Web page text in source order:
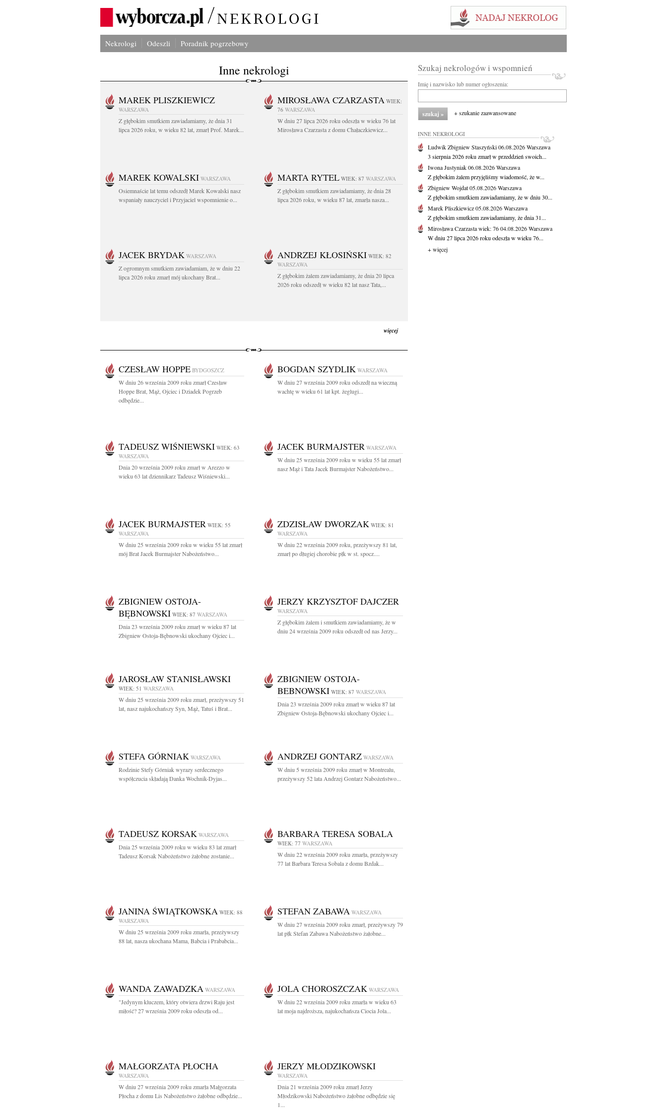
Nekrologi Odeszli Poradnik pogrzebowy
Inne nekrologi
MAREK PLISZKIEWICZ
WARSZAWA
Z głębokim smutkiem zawiadamiamy, że dnia 31
lipca 2026 roku, w wieku 82 lat, zmarł Prof. Marek...
MIROSŁAWA CZARZASTA WIEK:
76 WARSZAWA
W dniu 27 lipca 2026 roku odeszła w wieku 76 lat
Mirosława Czarzasta z domu Chałaczkiewicz...
MAREK KOWALSKI WARSZAWA
Osiemnaście lat temu odszedł Marek Kowalski nasz
wspaniały nauczyciel i Przyjaciel wspomnienie o...
MARTA RYTEL WIEK: 87 WARSZAWA
Z głębokim smutkiem zawiadamiamy, że dnia 28
lipca 2026 roku, w wieku 87 lat, zmarła nasza...
JACEK BRYDAK WARSZAWA
Z ogromnym smutkiem zawiadamiam, że w dniu 22
lipca 2026 roku zmarł mój ukochany Brat...
ANDRZEJ KŁOSIŃSKI WIEK: 82
WARSZAWA
Z głębokim żalem zawiadamiamy, że dnia 20 lipca
2026 roku odszedł w wieku 82 lat nasz Tata,...
więcej
CZESŁAW HOPPE BYDGOSZCZ
W dniu 26 września 2009 roku zmarł Czesław
Hoppe Brat, Mąż, Ojciec i Dziadek Pogrzeb
odbędzie...
BOGDAN SZYDLIK WARSZAWA
W dniu 27 września 2009 roku odszedł na wieczną
wachtę w wieku 61 lat kpt. żeglugi...
TADEUSZ WIŚNIEWSKI WIEK: 63
WARSZAWA
Dnia 20 września 2009 roku zmarł w Arezzo w
wieku 63 lat dziennikarz Tadeusz Wiśniewski...
JACEK BURMAJSTER WARSZAWA
W dniu 25 września 2009 roku w wieku 55 lat zmarł
nasz Mąż i Tata Jacek Burmajster Nabożeństwo...
JACEK BURMAJSTER WIEK: 55
WARSZAWA
W dniu 25 września 2009 roku w wieku 55 lat zmarł
mój Brat Jacek Burmajster Nabożeństwo...
ZDZISŁAW DWORZAK WIEK: 81
WARSZAWA
W dniu 22 września 2009 roku, przeżywszy 81 lat,
zmarł po długiej chorobie płk w st. spocz....
ZBIGNIEW OSTOJA-
BĘBNOWSKI WIEK: 87 WARSZAWA
Dnia 23 września 2009 roku zmarł w wieku 87 lat
Zbigniew Ostoja-Bębnowski ukochany Ojciec i...
JERZY KRZYSZTOF DAJCZER
WARSZAWA
Z głębokim żalem i smutkiem zawiadamiamy, że w
dniu 24 września 2009 roku odszedł od nas Jerzy...
JAROSŁAW STANISŁAWSKI
WIEK: 51 WARSZAWA
W dniu 25 września 2009 roku zmarł, przeżywszy 51
lat, nasz najukochańszy Syn, Mąż, Tatuś i Brat...
ZBIGNIEW OSTOJA-
BEBNOWSKI WIEK: 87 WARSZAWA
Dnia 23 września 2009 roku zmarł w wieku 87 lat
Zbigniew Ostoja-Bębnowski ukochany Ojciec i...
STEFA GÓRNIAK WARSZAWA
Rodzinie Stefy Górniak wyrazy serdecznego
współczucia składają Danka Wochnik-Dyjas...
ANDRZEJ GONTARZ WARSZAWA
W dniu 5 września 2009 roku zmarł w Montrealu,
przeżywszy 52 lata Andrzej Gontarz Nabożeństwo...
TADEUSZ KORSAK WARSZAWA
Dnia 25 września 2009 roku w wieku 83 lat zmarł
Tadeusz Korsak Nabożeństwo żałobne zostanie...
BARBARA TERESA SOBALA
WIEK: 77 WARSZAWA
W dniu 22 września 2009 roku zmarła, przeżywszy
77 lat Barbara Teresa Sobala z domu Bzdak...
JANINA ŚWIĄTKOWSKA WIEK: 88
WARSZAWA
W dniu 25 września 2009 roku zmarła, przeżywszy
88 lat, nasza ukochana Mama, Babcia i Prababcia...
STEFAN ZABAWA WARSZAWA
W dniu 27 września 2009 roku zmarł, przeżywszy 79
lat płk Stefan Zabawa Nabożeństwo żałobne...
WANDA ZAWADZKA WARSZAWA
"Jedynym kluczem, który otwiera drzwi Raju jest
miłość? 27 września 2009 roku odeszła od...
JOLA CHOROSZCZAK WARSZAWA
W dniu 22 września 2009 roku zmarła w wieku 63
lat moja najdroższa, najukochańsza Ciocia Jola...
MAŁGORZATA PŁOCHA
WARSZAWA
W dniu 27 września 2009 roku zmarła Małgorzata
Płocha z domu Lis Nabożeństwo żałobne odbędzie...
JERZY MŁODZIKOWSKI
WARSZAWA
Dnia 21 września 2009 roku zmarł Jerzy
Młodzikowski Nabożeństwo żałobne odbędzie się
1...
Szukaj nekrologów i wspomnień
Imię i nazwisko lub numer ogłoszenia:
+ szukanie zaawansowane
INNE NEKROLOGI
Ludwik Zbigniew Staszyński06.08.2026Warszawa
3 sierpnia 2026 roku zmarł w przeddzień swoich...
Iwona Justyniak06.08.2026Warszawa
Z głębokim żalem przyjęliśmy wiadomość, że w...
Zbigniew Wojdat05.08.2026Warszawa
Z głębokim smutkiem zawiadamiamy, że w dniu 30...
Marek Pliszkiewicz05.08.2026Warszawa
Z głębokim smutkiem zawiadamiamy, że dnia 31...
Mirosława Czarzastawiek: 7604.08.2026Warszawa
W dniu 27 lipca 2026 roku odeszła w wieku 76...
+ więcej